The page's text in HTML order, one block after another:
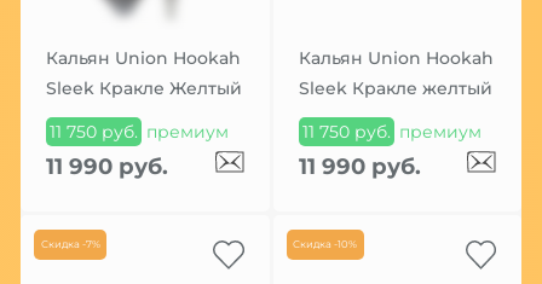
Кальян Union Hookah
Sleek Кракле Желтый
11 750 руб. премиум
11 990 руб.
Кальян Union Hookah
Sleek Кракле желтый
11 750 руб. премиум
11 990 руб.
Скидка -7% Скидка -10%